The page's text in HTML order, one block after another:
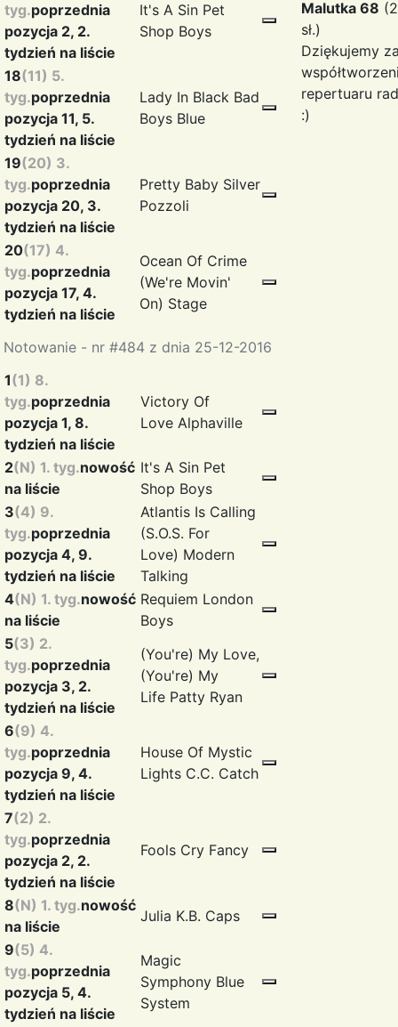
Notowanie - nr #484 z dnia 25-12-2016
tyg.poprzednia
pozycja 2, 2.
tydzień na liście
It's A Sin Pet
Shop Boys
18(11) 5.
tyg.poprzednia
pozycja 11, 5.
tydzień na liście
Lady In Black Bad
Boys Blue
19(20) 3.
tyg.poprzednia
pozycja 20, 3.
tydzień na liście
Pretty Baby Silver
Pozzoli
20(17) 4.
tyg.poprzednia
pozycja 17, 4.
tydzień na liście
Ocean Of Crime
(We're Movin'
On) Stage
1(1) 8.
tyg.poprzednia
pozycja 1, 8.
tydzień na liście
Victory Of
Love Alphaville
2(N) 1. tyg.nowość
na liście
It's A Sin Pet
Shop Boys
3(4) 9.
tyg.poprzednia
pozycja 4, 9.
tydzień na liście
Atlantis Is Calling
(S.O.S. For
Love) Modern
Talking
4(N) 1. tyg.nowość
na liście
Requiem London
Boys
5(3) 2.
tyg.poprzednia
pozycja 3, 2.
tydzień na liście
(You're) My Love,
(You're) My
Life Patty Ryan
6(9) 4.
tyg.poprzednia
pozycja 9, 4.
tydzień na liście
House Of Mystic
Lights C.C. Catch
7(2) 2.
tyg.poprzednia
pozycja 2, 2.
tydzień na liście
Fools Cry Fancy
8(N) 1. tyg.nowość
na liście
Julia K.B. Caps
9(5) 4.
tyg.poprzednia
pozycja 5, 4.
tydzień na liście
Magic
Symphony Blue
System
Malutka 68
sł.)
Dziękujemy
repertuaru
:)